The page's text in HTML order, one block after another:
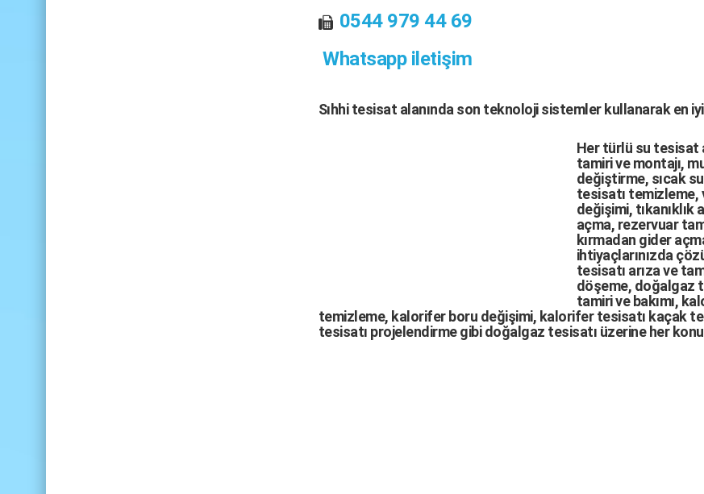
0544 979 44 69
Whatsapp iletişim
Sıhhi tesisat alanında son teknoloji sistemler kullanarak en
Her türlü su tesisat
tamirivemontajı,
değiştirme, sıcak
tesisatı temizleme,
değişimi, tıkanıklık
açma, rezervuar
kırmadan gider
ihtiyaçlarınızda
tesisatı arızave
döşeme, doğalgaz
tamiri ve bakımı,
temizleme, kalorifer boru değişimi, kalorifer tesisatı kaçak
tesisatı projelendirme gibi doğalgaz tesisatı üzerine her